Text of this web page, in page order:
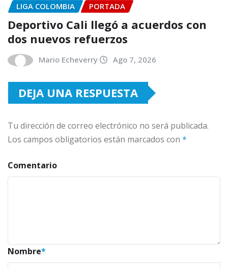
LIGA COLOMBIA PORTADA
Deportivo Cali llegó a acuerdos con
dos nuevos refuerzos
Mario Echeverry Ago 7, 2026
DEJA UNA RESPUESTA
Tu dirección de correo electrónico no será publicada.
Los campos obligatorios están marcados con *
Comentario
Nombre*